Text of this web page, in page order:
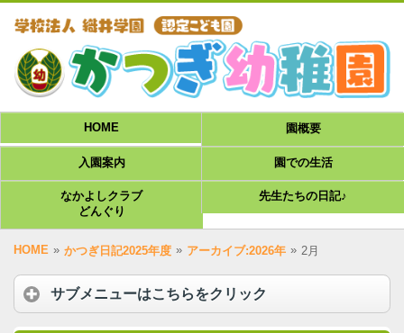
HOME 園概要
入園案内 園での生活
なかよしクラブ
どんぐり
先生たちの日記♪
HOME » かつぎ日記2025年度 » アーカイブ:2026年 » 2月
サブメニューはこちらをクリック